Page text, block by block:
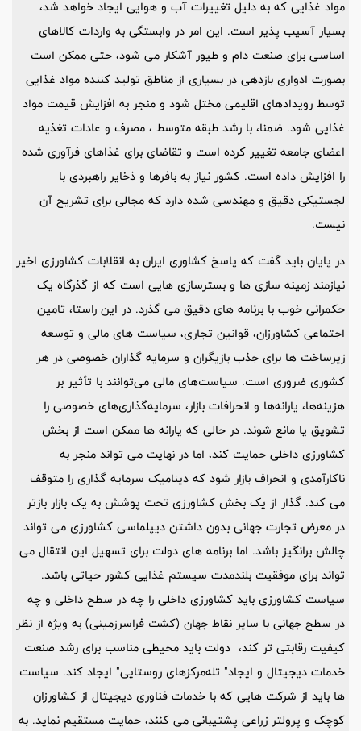
مواد غذایی که به دلیل تغییرات آب و هوایی ایجاد خواهد شد،
بسیار آسیب پذیر است. این امر در وابستگی به واردات کالاهای
اساسی برای صنعت دام و طیور آشکار می شود، حتی ممکن است
بصورت ادواری بازدهی در بسیاری از مناطق تولید کننده مواد غذایی
توسط رویدادهای اقلیمی مختل شود و منجر به افزایش قیمت مواد
غذایی شود. ضمنا، با رشد طبقه متوسط ، مصرف و عادات تغذیه
اعضای جامعه تغییر کرده است و تقاضای برای غذاهای فرآوری شده
را افزایش داده است. کشور نیاز به بافرها و ذخایر راهبردی با
لجستیکی دقیق و مهندسی شده دارد که مجالی برای تشریح آن
نیست.
در پایان باید گفت که پاسخ کشاوری ایران به انقلابات کشاورزی اخیر
نیازمند زمینه سازی ها و بسترسازی هایی است که از گذرگاه یک
حکمرانی خوب با برنامه های دقیق می گذرد. در این راستا، تامین
اجتماعی کشاورزان، قوانین تجاری، سیاست های مالی و توسعه
زیرساخت ها برای جذب بازیگران و سرمایه گذاران خصوصی در هر
کشوری ضروری است. سیاست‌های مالی می‌توانند با تأثیر بر
هزینه‌ها، یارانه‌ها و انحرافات بازار، سرمایه‌گذاری‌های خصوصی را
تشویق یا مانع شوند. در حالی که یارانه ها ممکن است از بخش
کشاورزی داخلی حمایت کند، اما در نهایت می تواند منجر به
ناکارآمدی و انحراف بازار شود که دینامیک سرمایه گذاری را متوقف
می کند. گذار از یک بخش کشاورزی تحت پوشش به یک بازار بازتر
در معرض تجارت جهانی بدون داشتن دیپلماسی کشاورزی می تواند
چالش برانگیز باشد. اما برنامه های دولت برای تسهیل این انتقال می
تواند برای موفقیت بلندمدت سیستم غذایی کشور حیاتی باشد.
سیاست کشاورزی باید کشاورزی داخلی را چه در سطح داخلی و چه
در سطح جهانی با سایر نقاط جهان (کشت فراسرزمینی) به ویژه از نظر
کیفیت رقابتی تر کند، دولت باید محیطی مناسب برای رشد صنعت
خدمات دیجیتال و ایجاد" تله‌مرکزهای روستایی" ایجاد کند. سیاست
ها باید از شرکت هایی که با خدمات فناوری دیجیتال از کشاورزان
کوچک و پرولتر زراعی پشتیبانی می کنند، حمایت مستقیم نماید. به